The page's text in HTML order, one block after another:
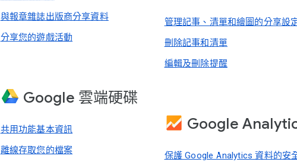
與報章雜誌出版商分享資料
分享您的遊戲活動
Google 雲端硬碟
共用功能基本資訊
離線存取您的檔案
管理記事、清單和繪圖的分享設
刪除記事和清單
編輯及刪除提醒
Google
保護 Google Analytics 資料的安